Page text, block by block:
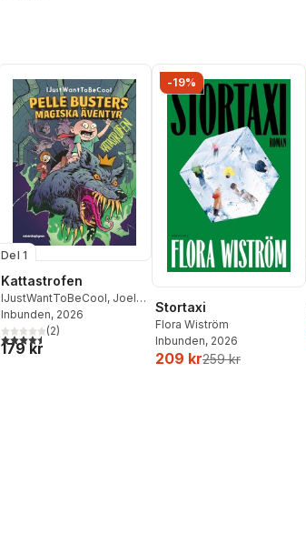
Del 1
Kattastrofen
IJustWantToBeCool, Joel
Adolphson,Emil Ejdemo
Beer,Victor Beer
Inbunden, 2026
4,5utav 5 stjärnor. Totalt antal röster:
(2)
179 kr
-19%
Stortaxi
Flora Wiström
Inbunden, 2026
209 kr259 kr